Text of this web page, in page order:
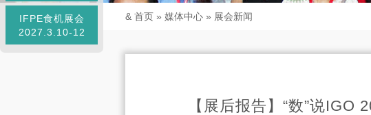
IFPE食机展会
2027.3.10-12
& 首页 » 媒体中心 » 展会新闻
【展后报告】“数”说